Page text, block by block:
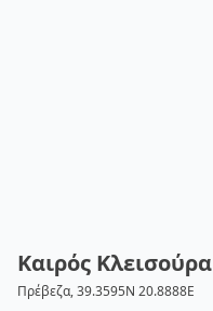
Καιρός Κλεισούρα
Πρέβεζα, 39.3595N 20.8888E